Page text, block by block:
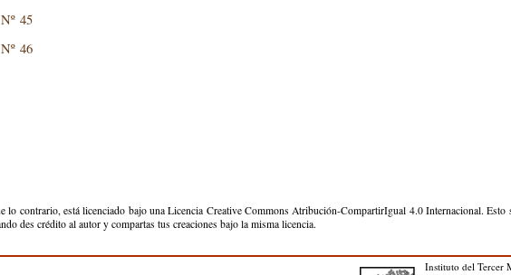
45
46
lo contrario, está licenciado bajo una Licencia Creative Commons Atribución-CompartirIgual 4.0 Internacional. Esto
des crédito al autor y compartas tus creaciones bajo la misma licencia.
Instituto del Tercer